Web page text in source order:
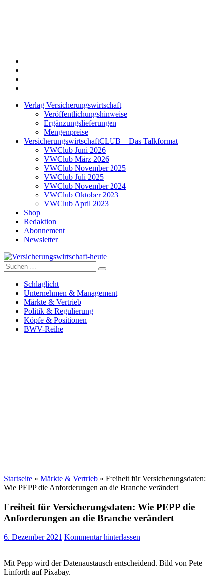
Verlag Versicherungswirtschaft
Veröffentlichungshinweise
Ergänzungslieferungen
Mengenpreise
VersicherungswirtschaftCLUB – Das Talkformat
VWClub Juni 2026
VWClub März 2026
VWClub November 2025
VWClub Juli 2025
VWClub November 2024
VWClub Oktober 2023
VWClub April 2023
Shop
Redaktion
Abonnement
Newsletter
Versicherungswirtschaft-heute
Suche
nach:
Schlaglicht
Unternehmen & Management
Märkte & Vertrieb
Politik & Regulierung
Köpfe & Positionen
BWV-Reihe
Startseite » Märkte & Vertrieb » Freiheit für Versicherungsdaten:
Wie PEPP die Anforderungen an die Branche verändert
Freiheit für Versicherungsdaten: Wie PEPP die
Anforderungen an die Branche verändert
6. Dezember 2021 Kommentar hinterlassen
Mit Pepp wird der Datenaustausch entscheidend. Bild von Pete
Linforth auf Pixabay.